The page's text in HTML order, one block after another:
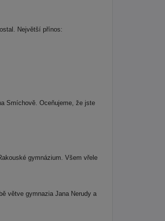
Největší přínos:
Smíchově. Oceňujeme, že jste
gymnázium. Všem vřele
větve gymnazia Jana Nerudy a